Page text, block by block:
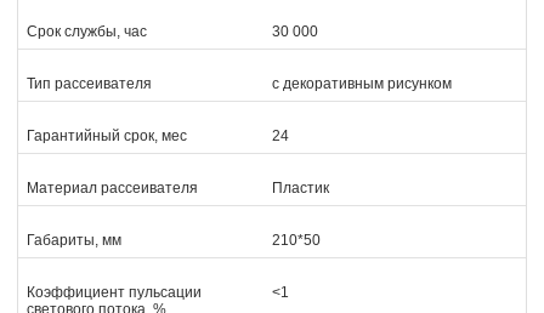
Срок службы, час 30 000
Тип рассеивателя с декоративным рисунком
Гарантийный срок, мес 24
Материал рассеивателя Пластик
Габариты, мм 210*50
Коэффициент пульсации
светового потока, %
<1